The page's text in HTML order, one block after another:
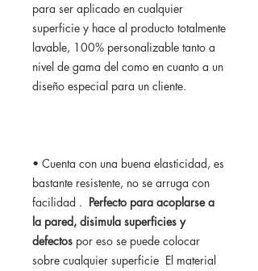
para ser aplicado en cualquier
superficie y hace al producto totalmente
lavable, 100% personalizable tanto a
nivel de gama del como en cuanto a un
diseño especial para un cliente.
• Cuenta con una buena elasticidad, es
bastante resistente, no se arruga con
facilidad . Perfecto para acoplarse a
la pared, disimula superficies y
defectos por eso se puede colocar
sobre cualquier superficie El material